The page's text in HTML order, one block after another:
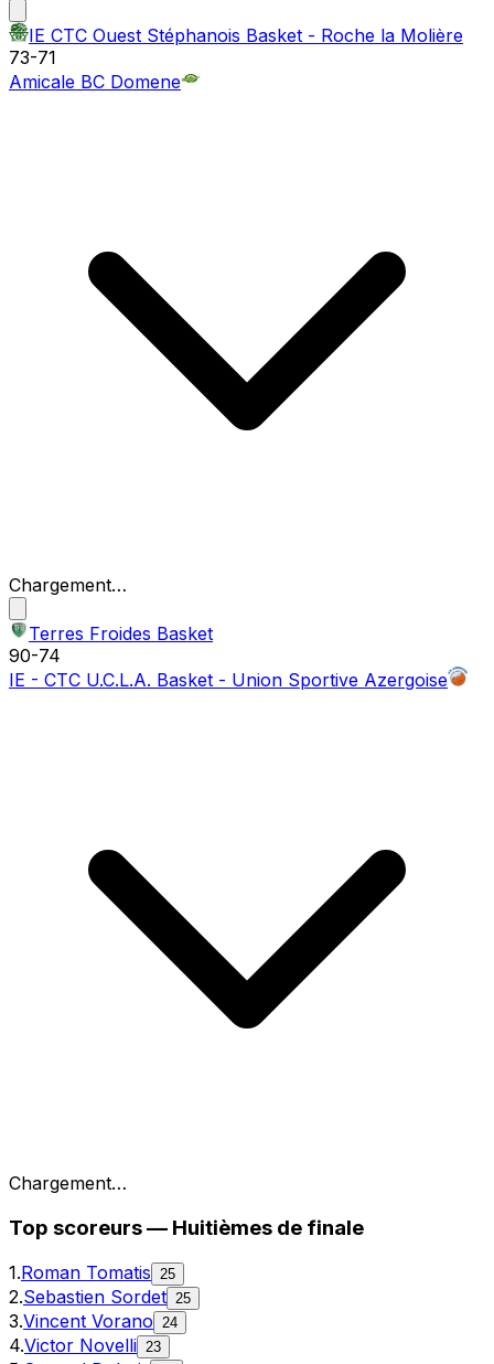
IE CTC Ouest Stéphanois Basket - Roche la Molière
73-71
Amicale BC Domene
Chargement…
Terres Froides Basket
90-74
IE - CTC U.C.L.A. Basket - Union Sportive Azergoise
Chargement…
Top scoreurs— Huitièmes de finale
1.Roman Tomatis 25
2.Sebastien Sordet 25
3.Vincent Vorano 24
4.Victor Novelli 23